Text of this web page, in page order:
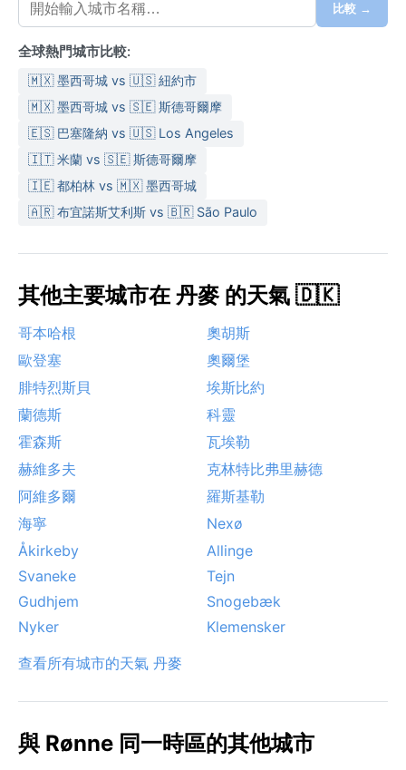
比較 →
全球熱門城市比較:
🇲🇽 墨西哥城 vs 🇺🇸 紐約市
🇲🇽 墨西哥城 vs 🇸🇪 斯德哥爾摩
🇪🇸 巴塞隆納 vs 🇺🇸 Los Angeles
🇮🇹 米蘭 vs 🇸🇪 斯德哥爾摩
🇮🇪 都柏林 vs 🇲🇽 墨西哥城
🇦🇷 布宜諾斯艾利斯 vs 🇧🇷 São Paulo
其他主要城市在 丹麥 的天氣 🇩🇰
哥本哈根
奧胡斯
歐登塞
奧爾堡
腓特烈斯貝
埃斯比約
蘭德斯
科靈
霍森斯
瓦埃勒
赫維多夫
克林特比弗里赫德
阿維多爾
羅斯基勒
海寧
Nexø
Åkirkeby
Allinge
Svaneke
Tejn
Gudhjem
Snogebæk
Nyker
Klemensker
查看所有城市的天氣 丹麥
與 Rønne 同一時區的其他城市